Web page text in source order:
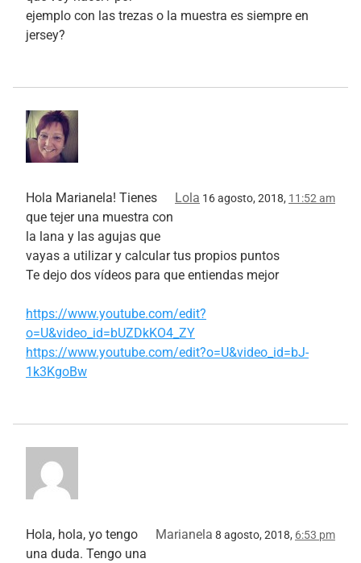
ejemplo con las trezas o la muestra es siempre en
jersey?
Lola 16 agosto, 2018, 11:52 am
Hola Marianela! Tienes
que tejer una muestra con
la lana y las agujas que
vayas a utilizar y calcular tus propios puntos
Te dejo dos vídeos para que entiendas mejor
https://www.youtube.com/edit?
o=U&video_id=bUZDkKO4_ZY
https://www.youtube.com/edit?o=U&video_id=bJ-
1k3KgoBw
Marianela 8 agosto, 2018, 6:53 pm
Hola, hola, yo tengo
una duda. Tengo una